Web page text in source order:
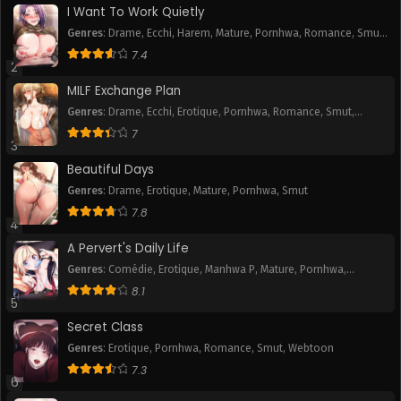
Chapitre 117
June 9, 2025 June 9, 2025
June 9, 2025
Chapitre 113
June 9, 2025
Chapitre 111
June 9, 2025
Chapitre 110
Chapitre 109
June 9, 2025 June 9, 2025
Chapitre 107
June 9, 2025
Chapitre 105
June 9, 2025
Chapitre 104
2
I Want To Work Quietly
Genres: Drame, Ecchi, Harem, Mature, Pornhwa, Romance, Smut,
Webtoon
7.4
3
MILF Exchange Plan
Genres: Drame, Ecchi, Erotique, Pornhwa, Romance, Smut,
Webtoon
7
4
Beautiful Days
Genres: Drame, Erotique, Mature, Pornhwa, Smut
7.8
5
A Pervert's Daily Life
Genres: Comédie, Erotique, Manhwa P, Mature, Pornhwa,
Romance,Slice of Life
8.1
6
Secret Class
Genres: Erotique, Pornhwa, Romance, Smut, Webtoon
7.3